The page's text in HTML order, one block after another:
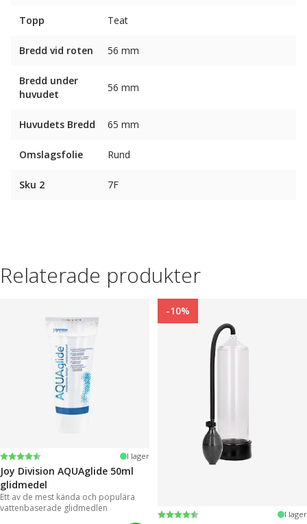
Topp Teat
Bredd vid roten 56 mm
Bredd under
huvudet
56 mm
Huvudets Bredd 65 mm
Omslagsfolie Rund
Sku 2 7F
Relaterade produkter
Betyg:
4.2 utav 5 stjärnor I lager
Joy Division AQUAglide 50ml
glidmedel
Ett av de mest kända och populära
vattenbaserade glidmedlen
-10%
Betyg:
4.3 utav 5 stjärnor I lager